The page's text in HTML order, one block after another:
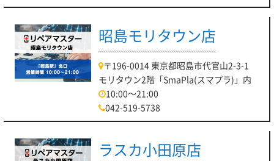
昭島モリタウン店
〒196-0014 東京都昭島市代官山2-3-1
モリタウン2階「SmaPla(スマプラ)」内
10:00～21:00
042-519-5738
ラスカ小田原店